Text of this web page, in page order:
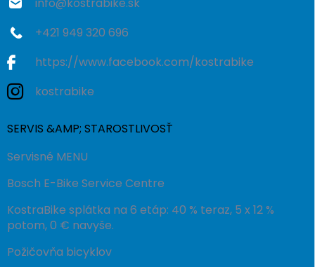
info@kostrabike.sk
+421 949 320 696
https://www.facebook.com/kostrabike
kostrabike
SERVIS &AMP; STAROSTLIVOSŤ
Servisné MENU
Bosch E-Bike Service Centre
KostraBike splátka na 6 etáp: 40 % teraz, 5 x 12 %
potom, 0 € navyše.
Požičovňa bicyklov